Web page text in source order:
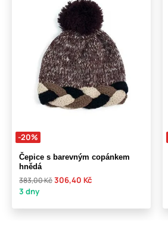
-20%
Čepice s barevným copánkem
hnědá
383,00 Kč306,40 Kč
3 dny